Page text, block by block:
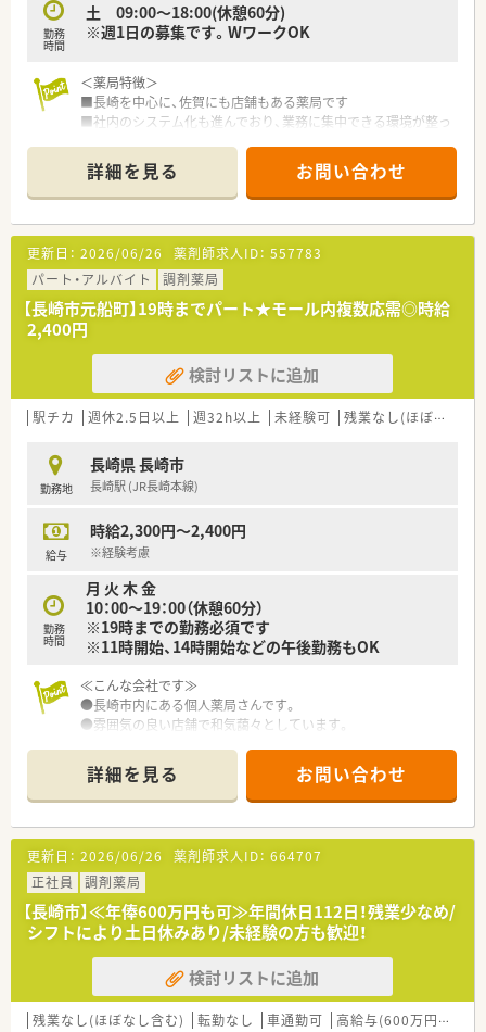
勤務
時間
土 09:00～18:00(休憩60分)
※週1日の募集です。WワークOK
＜薬局特徴＞
■長崎を中心に、佐賀にも店舗もある薬局です
■社内のシステム化も進んでおり、業務に集中できる環境が整っ
■総合病院の門前で多科目応需のため、スキルアップが出来る環
境です。
■総合病院の処方箋をメインに応需しており、無菌調剤室を備え
て365日開業しています。
■総合病院の門前で疑義照会も薬剤部を通して行っているため、
安心です。
■近隣にはコンビニやスーパーマーケット、生活用品店なども並
んでいるため通勤途中のお買い物にも便利な立地です。
＜こんな企業です＞
■長崎市内に5店舗展開。1953創業の老舗の薬局です。
■社長は薬剤師ではありませんが、息子さんは薬剤師として本店
で勤務されています。
■会社として電子薬歴や自動一包化機械、インターネット発注シ
■ワークライフバランスを大事にしている企業です。
■ご年齢問わず活躍できる環境がございます。
■ドクターとの関係性を大事にされており、相互に理解のある環
■福利厚生も充実しており、業務上必要な図書を購入する際の購
入補助などもご利用頂けます。
くございます。
■新卒や未経験の方は3ヶ月から半年で1人立ちできるスケジュ
ールで指導がございます。
詳細を見る お問い合わせ
更新日： 2026/06/26 薬剤師求人ID： 557783
パート・アルバイト
調剤薬局
【長崎市元船町】19時までパート★モール内複数応需◎時給
2,400円
検討リストに追加
駅チカ 週休2.5日以上 週32h以上 未経験可 残業なし(ほぼなし含む)
勤務地
長崎県 長崎市
長崎駅 (JR長崎本線)
給与
時給2,300円～2,400円
※経験考慮
勤務
時間
月 火 木 金
10：00～19：00（休憩60分）
※19時までの勤務必須です
※11時開始、14時開始などの午後勤務もOK
≪こんな会社です≫
●長崎市内にある個人薬局さんです。
●雰囲気の良い店舗で和気藹々としています。
詳細を見る お問い合わせ
更新日： 2026/06/26 薬剤師求人ID： 664707
正社員
調剤薬局
【長崎市】≪年俸600万円も可≫年間休日112日！残業少なめ/
シフトにより土日休みあり/未経験の方も歓迎！
検討リストに追加
残業なし(ほぼなし含む) 転勤なし 車通勤可 高給与(600万円以上)